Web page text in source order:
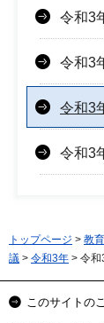
令和3
令和3
令和3
令和3
トップページ > 教
議 > 令和3年 > 令
このサイトの